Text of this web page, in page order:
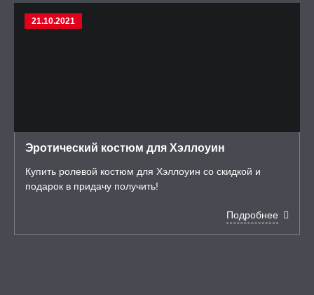
21.10.2021
Эротический костюм для Хэллоуин
Купить ролевой костюм для Хэллоуин со скидкой и
подарок в придачу получить!
Подробнее